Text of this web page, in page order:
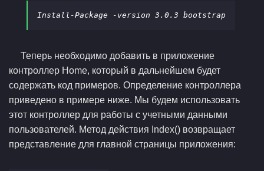
Теперь необходимо добавить в приложение
контроллер Home, который в дальнейшем будет
содержать код примеров. Определение контроллера
приведено в примере ниже. Мы будем использовать
этот контроллер для работы с учетными данными
пользователей. Метод действия Index() возвращает
представление для главной страницы приложения: